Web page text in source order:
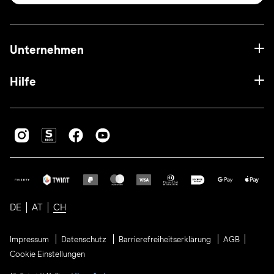
Unternehmen
Hilfe
DE AT CH
Impressum Datenschutz Barrierefreiheitserklärung
AGB
Cookie Einstellungen